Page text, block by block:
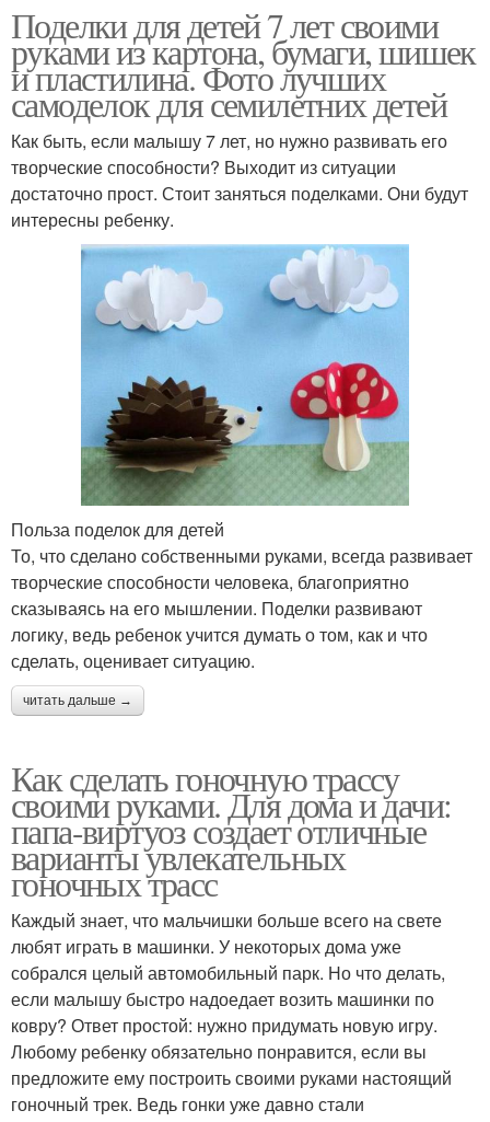
Поделки для детей 7 лет своими
руками из картона, бумаги, шишек
и пластилина. Фото лучших
самоделок для семилетних детей
Как быть, если малышу 7 лет, но нужно развивать его
творческие способности? Выходит из ситуации
достаточно прост. Стоит заняться поделками. Они будут
интересны ребенку.
Польза поделок для детей
То, что сделано собственными руками, всегда развивает
творческие способности человека, благоприятно
сказываясь на его мышлении. Поделки развивают
логику, ведь ребенок учится думать о том, как и что
сделать, оценивает ситуацию.
читать дальше →
Как сделать гоночную трассу
своими руками. Для дома и дачи:
папа-виртуоз создает отличные
варианты увлекательных
гоночных трасс
Каждый знает, что мальчишки больше всего на свете
любят играть в машинки. У некоторых дома уже
собрался целый автомобильный парк. Но что делать,
если малышу быстро надоедает возить машинки по
ковру? Ответ простой: нужно придумать новую игру.
Любому ребенку обязательно понравится, если вы
предложите ему построить своими руками настоящий
гоночный трек. Ведь гонки уже давно стали